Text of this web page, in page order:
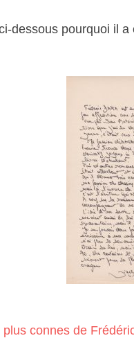
dessous pourquoi il
connes de